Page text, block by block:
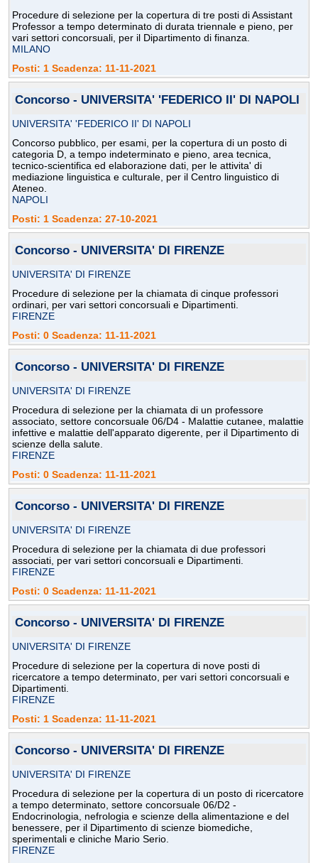
Procedure di selezione per la copertura di tre posti di Assistant
Professor a tempo determinato di durata triennale e pieno, per
vari settori concorsuali, per il Dipartimento di finanza.
MILANO
Posti: 1 Scadenza: 11-11-2021
Concorso - UNIVERSITA' 'FEDERICO II' DI NAPOLI
UNIVERSITA' 'FEDERICO II' DI NAPOLI
Concorso pubblico, per esami, per la copertura di un posto di
categoria D, a tempo indeterminato e pieno, area tecnica,
tecnico-scientifica ed elaborazione dati, per le attivita' di
mediazione linguistica e culturale, per il Centro linguistico di
Ateneo.
NAPOLI
Posti: 1 Scadenza: 27-10-2021
Concorso - UNIVERSITA' DI FIRENZE
UNIVERSITA' DI FIRENZE
Procedure di selezione per la chiamata di cinque professori
ordinari, per vari settori concorsuali e Dipartimenti.
FIRENZE
Posti: 0 Scadenza: 11-11-2021
Concorso - UNIVERSITA' DI FIRENZE
UNIVERSITA' DI FIRENZE
Procedura di selezione per la chiamata di un professore
associato, settore concorsuale 06/D4 - Malattie cutanee, malattie
infettive e malattie dell'apparato digerente, per il Dipartimento di
scienze della salute.
FIRENZE
Posti: 0 Scadenza: 11-11-2021
Concorso - UNIVERSITA' DI FIRENZE
UNIVERSITA' DI FIRENZE
Procedura di selezione per la chiamata di due professori
associati, per vari settori concorsuali e Dipartimenti.
FIRENZE
Posti: 0 Scadenza: 11-11-2021
Concorso - UNIVERSITA' DI FIRENZE
UNIVERSITA' DI FIRENZE
Procedure di selezione per la copertura di nove posti di
ricercatore a tempo determinato, per vari settori concorsuali e
Dipartimenti.
FIRENZE
Posti: 1 Scadenza: 11-11-2021
Concorso - UNIVERSITA' DI FIRENZE
UNIVERSITA' DI FIRENZE
Procedura di selezione per la copertura di un posto di ricercatore
a tempo determinato, settore concorsuale 06/D2 -
Endocrinologia, nefrologia e scienze della alimentazione e del
benessere, per il Dipartimento di scienze biomediche,
sperimentali e cliniche Mario Serio.
FIRENZE